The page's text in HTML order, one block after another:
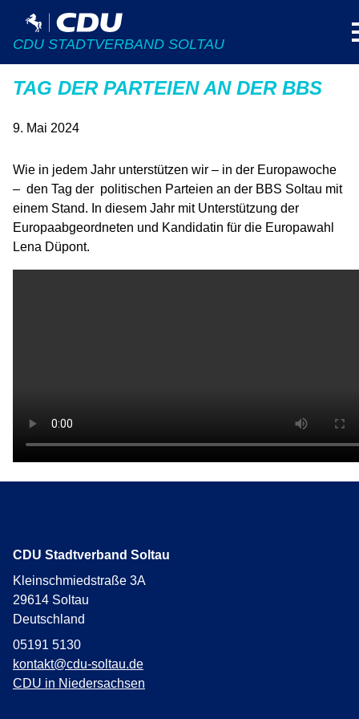
CDU STADTVERBAND SOLTAU
TAG DER PARTEIEN AN DER BBS
9. Mai 2024
Wie in jedem Jahr unterstützen wir – in der Europawoche
– den Tag der politischen Parteien an der BBS Soltau mit
einem Stand. In diesem Jahr mit Unterstützung der
Europaabgeordneten und Kandidatin für die Europawahl
Lena Düpont.
CDU Stadtverband Soltau
Kleinschmiedstraße 3A
29614 Soltau
Deutschland
05191 5130
kontakt@cdu-soltau.de
CDU in Niedersachsen